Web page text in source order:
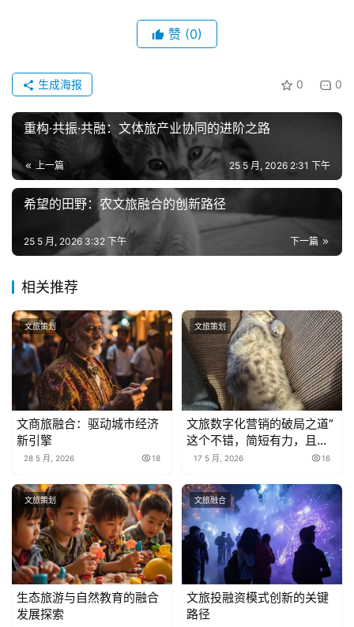
赞 (0)
0 0
生成海报
重构·共振·共融：文体旅产业协同的进阶之路
上一篇 25 5 月, 2026 2:31 下午
希望的田野：农文旅融合的创新路径
下一篇
25 5 月, 2026 3:32 下午
相关推荐
文旅策划
文商旅融合：驱动城市经济
新引擎
28 5 月, 2026 18
文旅策划
文旅数字化营销的破局之道”
这个不错，简短有力，且突
出了”破局”这个关键词，暗
17 5 月, 2026 16
文旅策划
生态旅游与自然教育的融合
发展探索
文旅融合
文旅投融资模式创新的关键
路径